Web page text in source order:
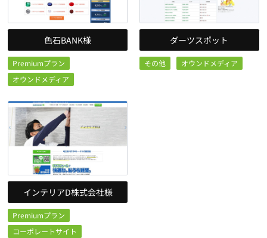
色石BANK様
Premiumプラン
オウンドメディア
ダーツスポット
その他 オウンドメディア
インテリアD株式会社様
Premiumプラン
コーポレートサイト